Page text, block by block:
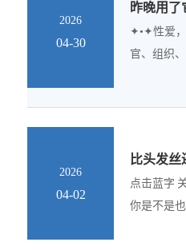
2026
04-30
昨晚用
✦•✦性爱
官、组织
2026
04-02
比头发
点击蓝字
你是不是